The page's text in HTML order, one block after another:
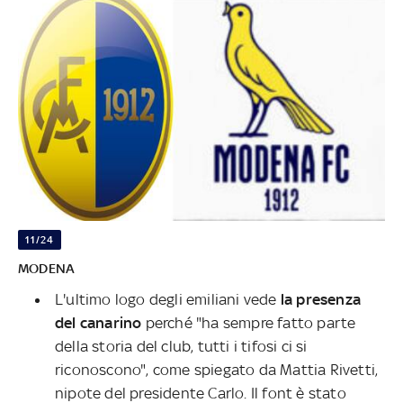
11/24
MODENA
L'ultimo logo degli emiliani vede la presenza
del canarino perché "ha sempre fatto parte
della storia del club, tutti i tifosi ci si
riconoscono", come spiegato da Mattia Rivetti,
nipote del presidente Carlo. Il font è stato